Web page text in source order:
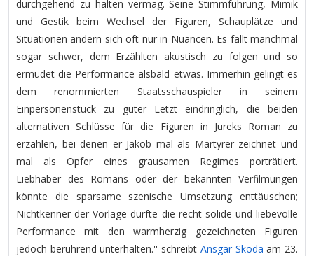
durchgehend zu halten vermag. Seine Stimmführung, Mimik
und Gestik beim Wechsel der Figuren, Schauplätze und
Situationen ändern sich oft nur in Nuancen. Es fällt manchmal
sogar schwer, dem Erzählten akustisch zu folgen und so
ermüdet die Performance alsbald etwas. Immerhin gelingt es
dem renommierten Staatsschauspieler in seinem
Einpersonenstück zu guter Letzt eindringlich, die beiden
alternativen Schlüsse für die Figuren in Jureks Roman zu
erzählen, bei denen er Jakob mal als Märtyrer zeichnet und
mal als Opfer eines grausamen Regimes porträtiert.
Liebhaber des Romans oder der bekannten Verfilmungen
könnte die sparsame szenische Umsetzung enttäuschen;
Nichtkenner der Vorlage dürfte die recht solide und liebevolle
Performance mit den warmherzig gezeichneten Figuren
jedoch berührend unterhalten.'' schreibt Ansgar Skoda am 23.